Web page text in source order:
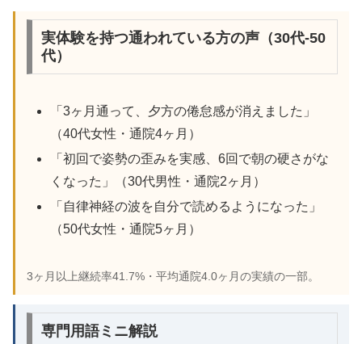
実体験を持つ通われている方の声（30代-50
代）
「3ヶ月通って、夕方の倦怠感が消えました」
（40代女性・通院4ヶ月）
「初回で姿勢の歪みを実感、6回で朝の硬さがな
くなった」（30代男性・通院2ヶ月）
「自律神経の波を自分で読めるようになった」
（50代女性・通院5ヶ月）
3ヶ月以上継続率41.7%・平均通院4.0ヶ月の実績の一部。
専門用語ミニ解説